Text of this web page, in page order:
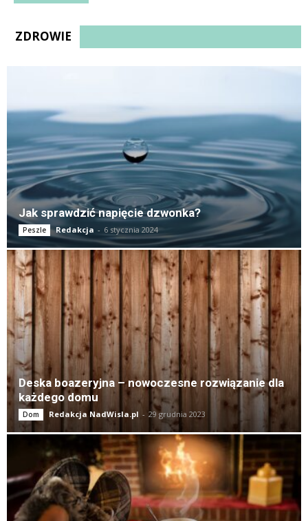
ZDROWIE
Jak sprawdzić napięcie dzwonka?
Peszle Redakcja - 6 stycznia 2024
Deska boazeryjna – nowoczesne rozwiązanie dla
każdego domu
Dom Redakcja NadWisla.pl - 29 grudnia 2023